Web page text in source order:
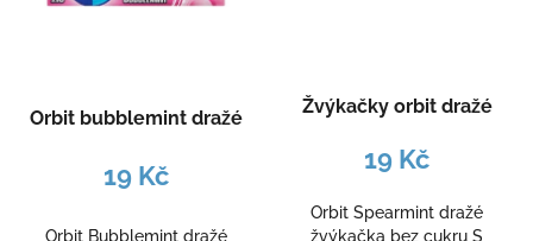
Orbit bubblemint dražé
19 Kč
Orbit Bubblemint dražé
Žvýkačky orbit dražé
19 Kč
Orbit Spearmint dražé
žvýkačka bez cukru S